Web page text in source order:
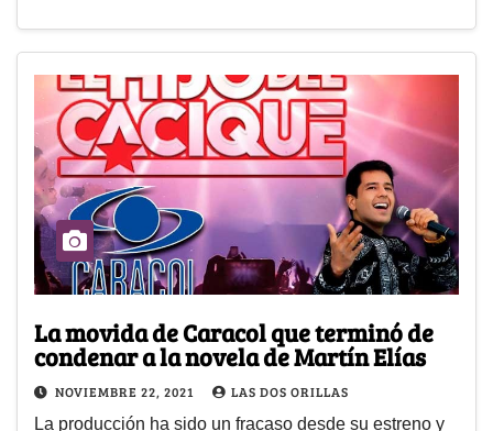
La movida de Caracol que terminó de
condenar a la novela de Martín Elías
NOVIEMBRE 22, 2021 LAS DOS ORILLAS
La producción ha sido un fracaso desde su estreno y